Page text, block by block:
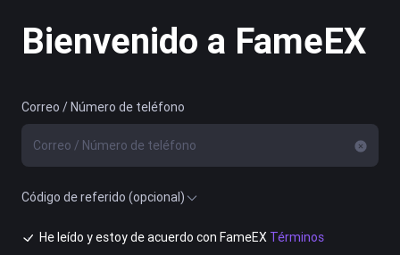
Bienvenido a FameEX
Correo / Número de teléfono
Código de referido (opcional)
He leído y estoy de acuerdo con FameEX Términos